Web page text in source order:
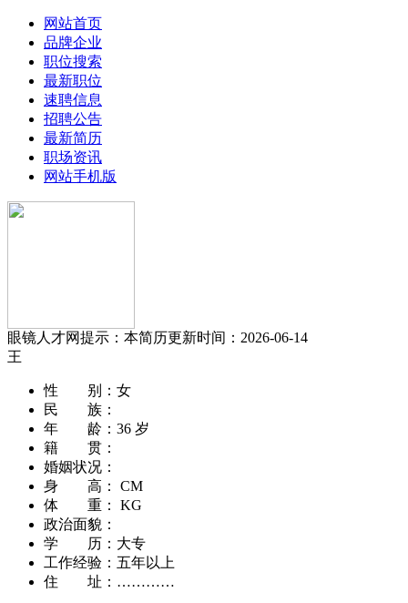
网站首页
品牌企业
职位搜索
最新职位
速聘信息
招聘公告
最新简历
职场资讯
网站手机版
眼镜人才网提示：本简历更新时间：2026-06-14
王
性 别： 女
民 族：
年 龄： 36 岁
籍 贯：
婚姻状况：
身 高：
CM
体 重：
KG
政治面貌：
学 历： 大专
工作经验： 五年以上
住 址： …………